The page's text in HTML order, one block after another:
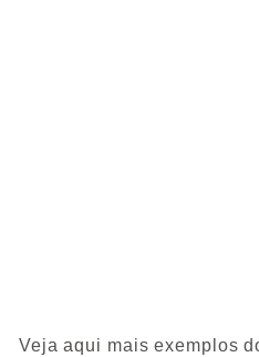
Vejaaqui mais exemplos